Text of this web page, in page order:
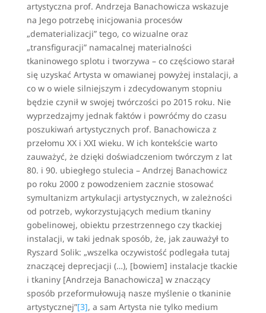
artystyczna prof. Andrzeja Banachowicza wskazuje
na Jego potrzebę inicjowania procesów
„dematerializacji” tego, co wizualne oraz
„transfiguracji” namacalnej materialności
tkaninowego splotu i tworzywa – co częściowo starał
się uzyskać Artysta w omawianej powyżej instalacji, a
co w o wiele silniejszym i zdecydowanym stopniu
będzie czynił w swojej twórczości po 2015 roku. Nie
wyprzedzajmy jednak faktów i powróćmy do czasu
poszukiwań artystycznych prof. Banachowicza z
przełomu XX i XXI wieku. W ich kontekście warto
zauważyć, że dzięki doświadczeniom twórczym z lat
80. i 90. ubiegłego stulecia – Andrzej Banachowicz
po roku 2000 z powodzeniem zacznie stosować
symultanizm artykulacji artystycznych, w zależności
od potrzeb, wykorzystujących medium tkaniny
gobelinowej, obiektu przestrzennego czy tkackiej
instalacji, w taki jednak sposób, że, jak zauważył to
Ryszard Solik: „wszelka oczywistość podlegała tutaj
znaczącej deprecjacji (…), [bowiem] instalacje tkackie
i tkaniny [Andrzeja Banachowicza] w znaczący
sposób przeformułowują nasze myślenie o tkaninie
artystycznej”[3], a sam Artysta nie tylko medium